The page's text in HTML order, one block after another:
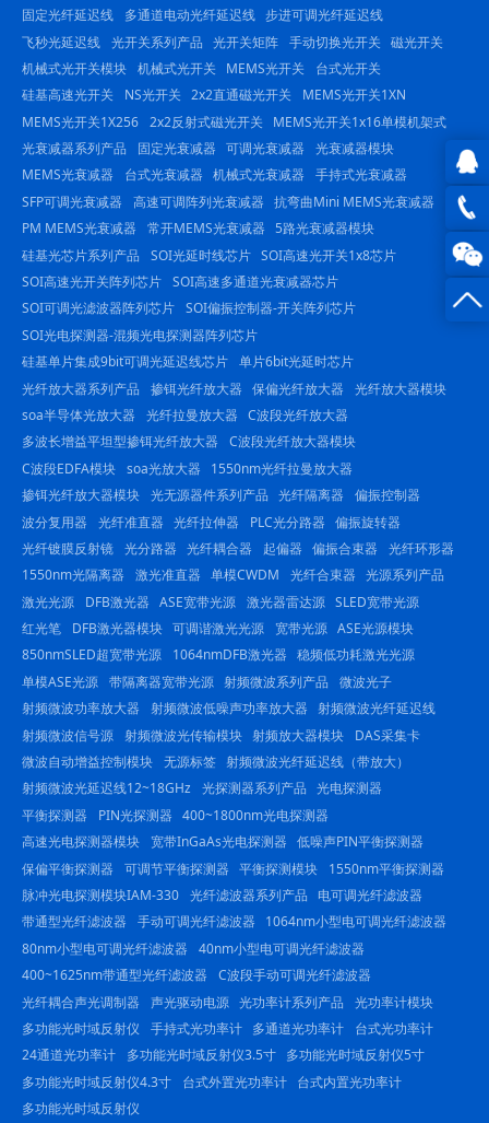
QQ在
线咨
询
0816
固定光纤延迟线
多通道电动光纤延迟线 步进可调光纤延迟线
飞秒光延迟线 光开关系列产品 光开关矩阵 手动切换光开关 磁光开关
机械式光开关模块 机械式光开关 MEMS光开关
台式光开关
硅基高速光开关
NS光开关 2x2直通磁光开关
MEMS光开关1XN
MEMS光开关1X256 2x2反射式磁光开关
MEMS光开关1x16单模机架式
光衰减器系列产品
固定光衰减器 可调光衰减器
光衰减器模块
MEMS光衰减器
台式光衰减器 机械式光衰减器
手持式光衰减器
SFP可调光衰减器
高速可调阵列光衰减器 抗弯曲Mini MEMS光衰减器
PM MEMS光衰减器
常开MEMS光衰减器 5路光衰减器模块
硅基光芯片系列产品
SOI光延时线芯片 SOI高速光开关1x8芯片
SOI高速光开关阵列芯片 SOI高速多通道光衰减器芯片
SOI可调光滤波器阵列芯片 SOI偏振控制器-开关阵列芯片
SOI光电探测器-混频光电探测器阵列芯片
硅基单片集成9bit可调光延迟线芯片 单片6bit光延时芯片
光纤放大器系列产品
掺铒光纤放大器 保偏光纤放大器
光纤放大器模块
soa半导体光放大器
光纤拉曼放大器 C波段光纤放大器
多波长增益平坦型掺铒光纤放大器
C波段光纤放大器模块
C波段EDFA模块 soa光放大器
1550nm光纤拉曼放大器
掺铒光纤放大器模块 光无源器件系列产品 光纤隔离器
偏振控制器
波分复用器
光纤准直器 光纤拉伸器 PLC光分路器
偏振旋转器
光纤镀膜反射镜 光分路器 光纤耦合器 起偏器 偏振合束器
光纤环形器
1550nm光隔离器
激光准直器 单模CWDM 光纤合束器
光源系列产品
激光光源
DFB激光器 ASE宽带光源 激光器雷达源 SLED宽带光源
红光笔
DFB激光器模块 可调谐激光光源 宽带光源 ASE光源模块
850nmSLED超宽带光源
1064nmDFB激光器 稳频低功耗激光光源
单模ASE光源 带隔离器宽带光源 射频微波系列产品
微波光子
射频微波功率放大器
射频微波低噪声功率放大器 射频微波光纤延迟线
射频微波信号源 射频微波光传输模块 射频放大器模块
DAS采集卡
微波自动增益控制模块 无源标签 射频微波光纤延迟线（带放大）
射频微波光延迟线12~18GHz 光探测器系列产品 光电探测器
平衡探测器
PIN光探测器 400~1800nm光电探测器
高速光电探测器模块
宽带InGaAs光电探测器 低噪声PIN平衡探测器
保偏平衡探测器
可调节平衡探测器 平衡探测模块
1550nm平衡探测器
脉冲光电探测模块IAM-330 光纤滤波器系列产品
电可调光纤滤波器
带通型光纤滤波器
手动可调光纤滤波器
1064nm小型电可调光纤滤波器
80nm小型电可调光纤滤波器
40nm小型电可调光纤滤波器
400~1625nm带通型光纤滤波器
C波段手动可调光纤滤波器
光纤耦合声光调制器
声光驱动电源 光功率计系列产品
光功率计模块
多功能光时域反射仪
手持式光功率计 多通道光功率计
台式光功率计
24通道光功率计
多功能光时域反射仪3.5寸
多功能光时域反射仪5寸
多功能光时域反射仪4.3寸
台式外置光功率计
台式内置光功率计
多功能光时域反射仪